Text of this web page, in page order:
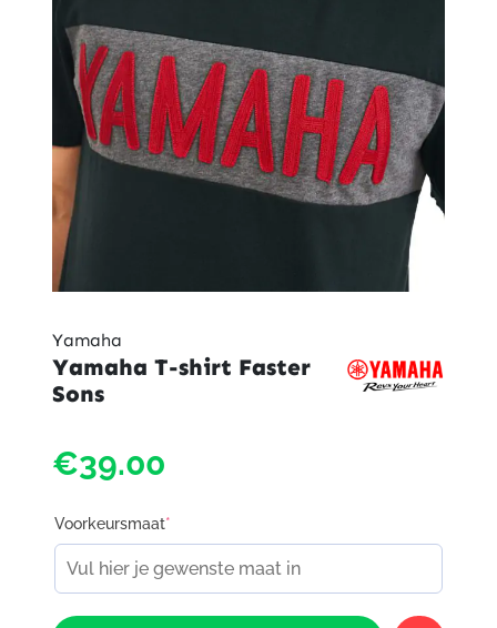
Yamaha
Yamaha T-shirt Faster
Sons
€39.00
Voorkeursmaat*
Yamaha